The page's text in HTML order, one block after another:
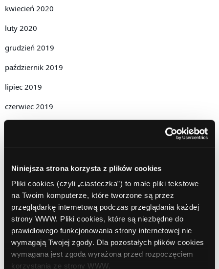
Niniejsza strona korzysta z plików cookies
Pliki cookies (czyli „ciasteczka”) to małe pliki tekstowe
na Twoim komputerze, które tworzone są przez
przeglądarkę internetową podczas przeglądania każdej
strony WWW. Pliki cookies, które są niezbędne do
prawidłowego funkcjonowania strony internetowej nie
wymagają Twojej zgody. Dla pozostałych plików cookies
wymagana jest zgoda wyrażona przed rozpoczęciem
korzystania ze strony WWW.
kwiecień 2020
luty 2020
grudzień 2019
październik 2019
lipiec 2019
czerwiec 2019
grudzień 2018
listopad 2018
październik 2018
wrzesień 2018
sierpień 2018
lipiec 2018